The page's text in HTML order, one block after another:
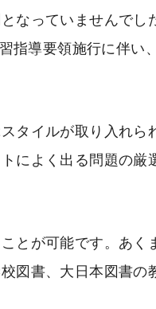
なっていませんでし
指導要領施行に伴い
タイルが取り入れら
によく出る問題の厳
とが可能です。あく
図書、大日本図書の